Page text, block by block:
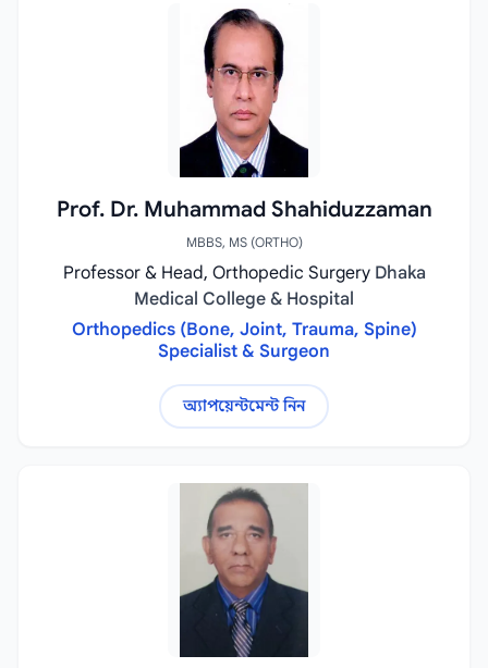
Prof. Dr. Muhammad Shahiduzzaman
MBBS, MS (ORTHO)
Professor & Head, Orthopedic Surgery Dhaka
Medical College & Hospital
Orthopedics (Bone, Joint, Trauma, Spine)
Specialist & Surgeon
অ্যাপয়েন্টমেন্ট নিন